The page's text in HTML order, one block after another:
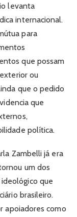
levanta
internacional.
para
que possam
ou
que o pedido
que
política.
Zambelli já era
um dos
que
brasileiro.
apoiadores como